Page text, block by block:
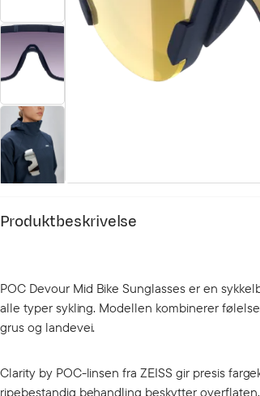
Produktbeskrivelse
POC Devour Mid Bike Sunglasses er en
alle typer sykling. Modellen kombinerer
grus og landevei.
Clarity by POC-linsen fra ZEISS gir presis
ripebestandig behandling beskytter